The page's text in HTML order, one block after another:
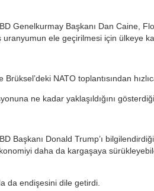
Genelkurmay Başkanı Dan Caine,
ele geçirilmesi için ülkeye
NATO toplantısından
ne kadar yaklaşıldığını gösterdiği
Başkanı Donald Trump’ı
daha da kargaşaya
da endişesini dile getirdi.